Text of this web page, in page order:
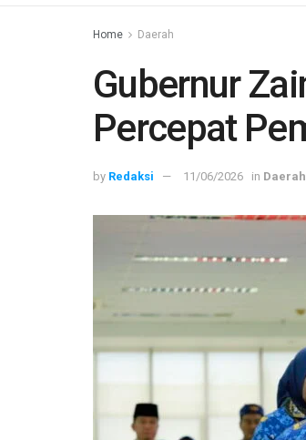
Home Daerah
Gubernur
Percepat
by Redaksi 11/06/2026 in Daerah